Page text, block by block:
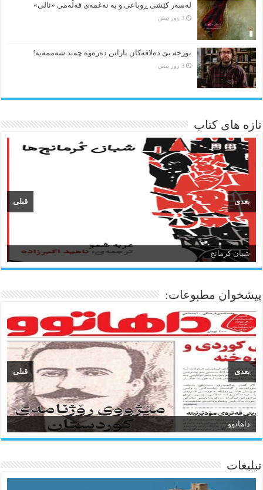
لەسەر کێشی ڕوباعی و به نەغمەی قەڵەمی «ئالی»
3 روز پیش
بورجە بێ دەلاقەکان نازانن دەرەوە چەند شەممەیە!
3 روز پیش
تازه های کتاب
شبان کرمانج
زبان و ادبیات کردی
قبلی بعدی
پیشخوان مطبوعات:
داهاتوو
سیروان
ئاژانسی هەواڵی مێهر
قبلی بعدی
تبلیغات